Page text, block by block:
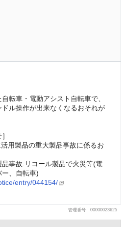
転車・電動アシスト自転車で、
ル操作が出来なくなるおそれが
用製品の重大製品事故に係るお
事故:リコール製品で火災等(電
、自転車)
entry/044154/
管理番号：00000023625